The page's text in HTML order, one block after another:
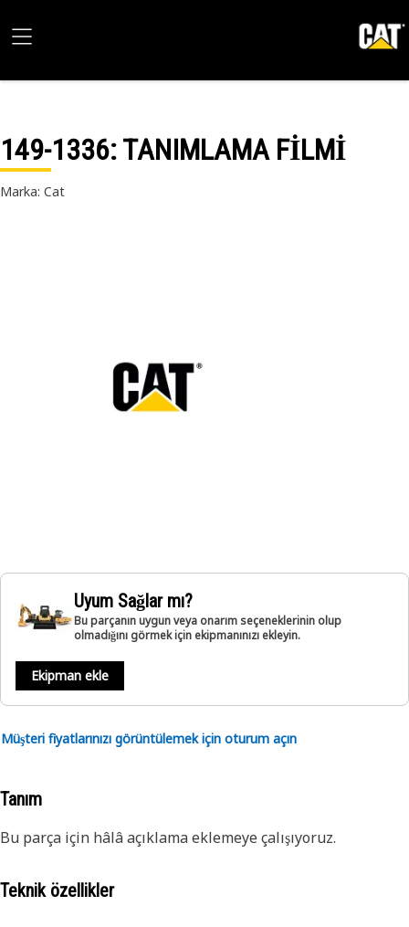
149-1336: TANIMLAMA FİLMİ
Marka: Cat
Uyum Sağlar mı?
Bu parçanın uygun veya onarım seçeneklerinin olup
olmadığını görmek için ekipmanınızı ekleyin.
Ekipman ekle
Müşteri fiyatlarınızı görüntülemek için oturum açın
Tanım
Bu parça için hâlâ açıklama eklemeye çalışıyoruz.
Teknik özellikler